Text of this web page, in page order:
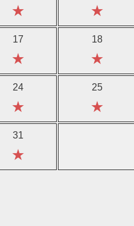
★ ★
17
★
18
★
24
★
25
★
31
★